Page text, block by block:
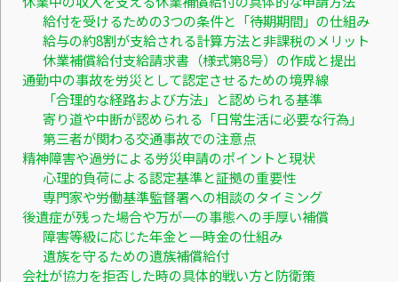
給付を受けるための3つの条件と「待期期間」の仕組み
給与の約8割が支給される計算方法と非課税のメリット
休業補償給付支給請求書（様式第8号）の作成と提出
通勤中の事故を労災として認定させるための境界線
「合理的な経路および方法」と認められる基準
寄り道や中断が認められる「日常生活に必要な行為」
第三者が関わる交通事故での注意点
精神障害や過労による労災申請のポイントと現状
心理的負荷による認定基準と証拠の重要性
専門家や労働基準監督署への相談のタイミング
後遺症が残った場合や万が一の事態への手厚い補償
障害等級に応じた年金と一時金の仕組み
遺族を守るための遺族補償給付
会社が協力を拒否した時の具体的戦い方と防衛策